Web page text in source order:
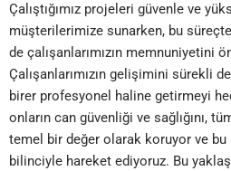
Çalıştığımız projeleri güvenle ve
müşterilerimize sunarken, bu
de çalışanlarımızın memnuniyetini
Çalışanlarımızın gelişimini sürekli
birer profesyonel haline getirmeyi
onların can güvenliği ve sağlığını,
temel bir değer olarak koruyor ve bu
bilinciyle hareket ediyoruz. Bu